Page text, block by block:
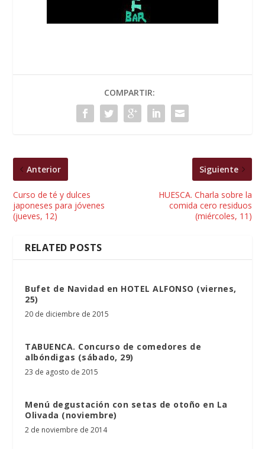
COMPARTIR:
Anterior
Curso de té y dulces
japoneses para jóvenes
(jueves, 12)
Siguiente
HUESCA. Charla sobre la
comida cero residuos
(miércoles, 11)
RELATED POSTS
Bufet de Navidad en HOTEL ALFONSO (viernes,
25)
20 de diciembre de 2015
TABUENCA. Concurso de comedores de
albóndigas (sábado, 29)
23 de agosto de 2015
Menú degustación con setas de otoño en La
Olivada (noviembre)
2 de noviembre de 2014